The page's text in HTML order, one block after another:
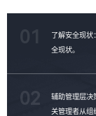
了解安全现状
全现状。
辅助管理层决
关管理者从组
02